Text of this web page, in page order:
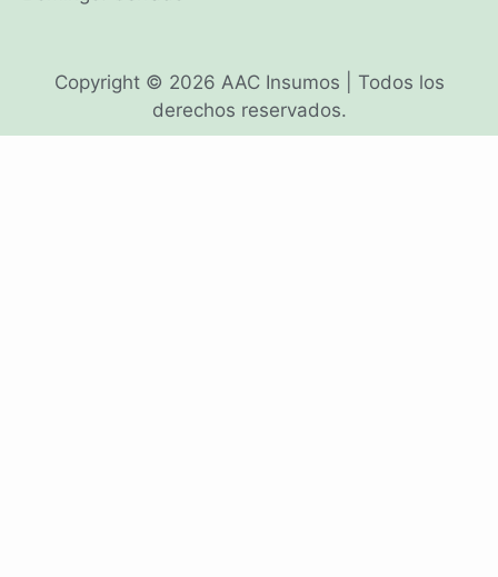
Copyright © 2026 AAC Insumos | Todos los
derechos reservados.